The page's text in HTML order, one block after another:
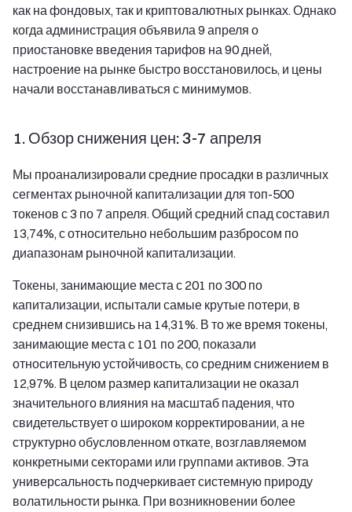
как на фондовых, так и криптовалютных рынках. Однако
когда администрация объявила 9 апреля о
приостановке введения тарифов на 90 дней,
настроение на рынке быстро восстановилось, и цены
начали восстанавливаться с минимумов.
1. Обзор снижения цен: 3-7 апреля
Мы проанализировали средние просадки в различных
сегментах рыночной капитализации для топ-500
токенов с 3 по 7 апреля. Общий средний спад составил
13,74%, с относительно небольшим разбросом по
диапазонам рыночной капитализации.
Токены, занимающие места с 201 по 300 по
капитализации, испытали самые крутые потери, в
среднем снизившись на 14,31%. В то же время токены,
занимающие места с 101 по 200, показали
относительную устойчивость, со средним снижением в
12,97%. В целом размер капитализации не оказал
значительного влияния на масштаб падения, что
свидетельствует о широком корректировании, а не
структурно обусловленном откате, возглавляемом
конкретными секторами или группами активов. Эта
универсальность подчеркивает системную природу
волатильности рынка. При возникновении более